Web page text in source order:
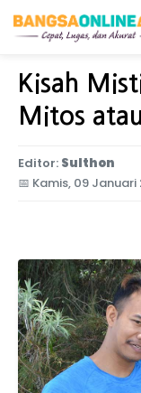
Home
Kisah
Mitos
Editor: Sulthon
📅 Kamis, 09 Januari